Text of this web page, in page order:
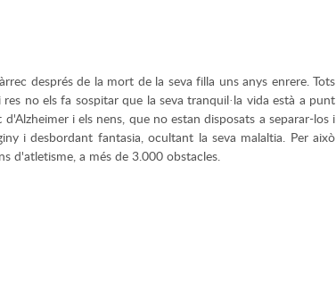
després de la mort de la seva filla uns anys enrere. Tots
no els fa sospitar que la seva tranquil·la vida està a punt
i els nens, que no estan disposats a separar-los i
i desbordant fantasia, ocultant la seva malaltia. Per això
d'atletisme, a més de 3.000 obstacles.